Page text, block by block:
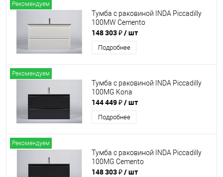
Рекомендуем
Тумба с раковиной INDA Piccadilly
100MW Cemento
148 303 ₽/ шт
Подробнее
Рекомендуем
Тумба с раковиной INDA Piccadilly
100MG Kona
144 449 ₽/ шт
Подробнее
Рекомендуем
Тумба с раковиной INDA Piccadilly
100MG Cemento
148 303 ₽/ шт